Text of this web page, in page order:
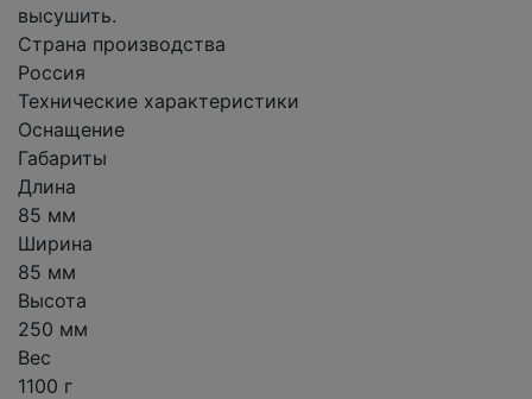
высушить.
Страна производства
Россия
Технические характеристики
Оснащение
Габариты
Длина
85 мм
Ширина
85 мм
Высота
250 мм
Вес
1100 г